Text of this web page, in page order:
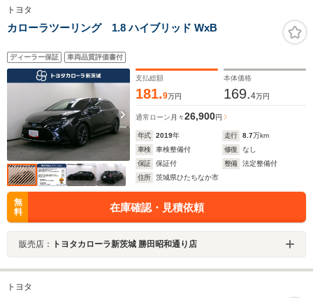
トヨタ
カローラツーリング 1.8 ハイブリッド WxB
ディーラー保証 車両品質評価書付
支払総額
181.9万円
本体価格
169.4万円
通常ローン 月々26,900円
年式 2019年 走行 8.7万km
車検
車検整備付 修復
なし
保証
保証付 整備
法定整備付
住所
茨城県ひたちなか市
無
料
在庫確認・見積依頼
販売店： トヨタカローラ新茨城 勝田昭和通り店
トヨタ